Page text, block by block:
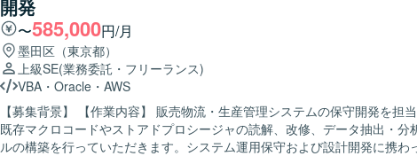
工程から関わっていただけます。要件定義や基本設計などの上流経験を活
ーションやAI活用など新たな取り組みにも関わることができます。 【開発環境】 OSは
Windows、Linuxを使用し、DBはORACLE、開発言語はJavaとなります。
開発
〜585,000円/月
墨田区（東京都）
上級SE(業務委託・フリーランス)
VBA ・ Oracle ・ AWS
【募集背景】 【作業内容】 販売物流・生産管理システムの保守開発を担当していただきます。
既存マクロコードやストアドプロシージャの読解、改修、データ抽出・分
ルの構築を行っていただきます。システム運用保守および設計開発に携わ